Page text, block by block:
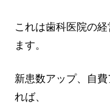
これは歯科医院の
ます。
新患数アップ、自
れば、